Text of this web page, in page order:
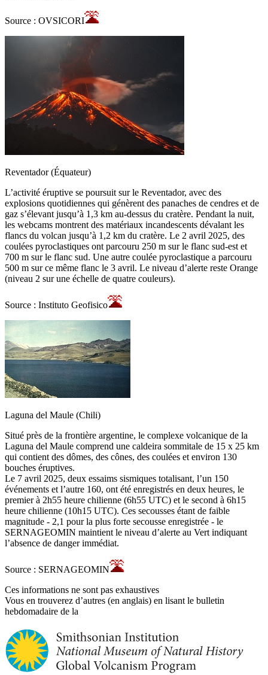
Source : OVSICORI
Reventador (Équateur)
L’activité éruptive se poursuit sur le Reventador, avec des
explosions quotidiennes qui génèrent des panaches de cendres et de
gaz s’élevant jusqu’à 1,3 km au-dessus du cratère. Pendant la nuit,
les webcams montrent des matériaux incandescents dévalant les
flancs du volcan jusqu’à 1,2 km du cratère. Le 2 avril 2025, des
coulées pyroclastiques ont parcouru 250 m sur le flanc sud-est et
700 m sur le flanc sud. Une autre coulée pyroclastique a parcouru
500 m sur ce même flanc le 3 avril. Le niveau d’alerte reste Orange
(niveau 2 sur une échelle de quatre couleurs).
Source : Instituto Geofisico
Laguna del Maule (Chili)
Situé près de la frontière argentine, le complexe volcanique de la
Laguna del Maule comprend une caldeira sommitale de 15 x 25 km
qui contient des dômes, des cônes, des coulées et environ 130
bouches éruptives.
Le 7 avril 2025, deux essaims sismiques totalisant, l’un 150
événements et l’autre 160, ont été enregistrés en deux heures, le
premier à 2h55 heure chilienne (6h55 UTC) et le second à 6h15
heure chilienne (10h15 UTC). Ces secousses étant de faible
magnitude - 2,1 pour la plus forte secousse enregistrée - le
SERNAGEOMIN maintient le niveau d’alerte au Vert indiquant
l’absence de danger immédiat.
Source : SERNAGEOMIN
Ces informations ne sont pas exhaustives
Vous en trouverez d’autres (en anglais) en lisant le bulletin
hebdomadaire de la